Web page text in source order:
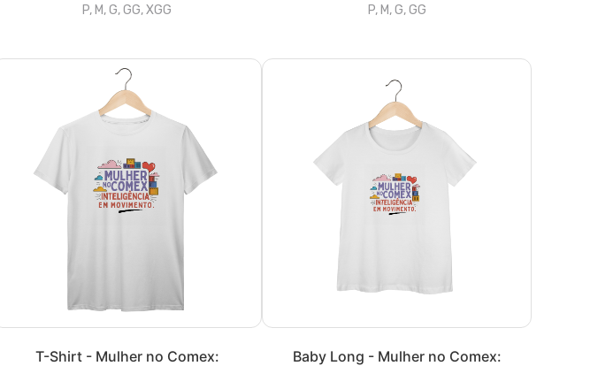
P, M, G, GG, XGG P, M, G, GG
T-Shirt - Mulher no Comex:
Baby Long - Mulher no Comex: